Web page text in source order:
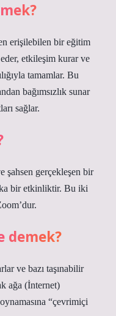
erişilebilen bir eğitim
etkileşim kurar ve
tamamlar. Bu
bağımsızlık sunar
sağlar.
şahsen gerçekleşen bir
bir etkinliktir. Bu iki
demek?
ve bazı taşınabilir
ağa (İnternet)
“çevrimiçi